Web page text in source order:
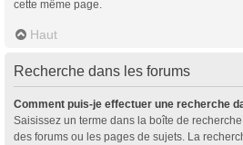
cette même page.
Haut
Recherche dans les forums
Comment puis-je effectuer une recherche
Saisissez un terme dans la boîte de
des forums ou les pages de sujets. La